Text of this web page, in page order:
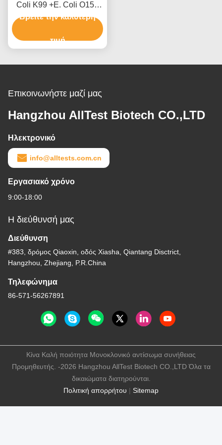
Coli K99 +E. Coli O157
Αντιγόνο Σύνθετο Τεστ
Βρείτε την καλύτερη
τιμή
Επικοινωνήστε μαζί μας
Hangzhou AllTest Biotech CO.,LTD
Ηλεκτρονικό
info@alltests.com.cn
Εργασιακό χρόνο
9:00-18:00
Η διεύθυνσή μας
Διεύθυνση
#383, δρόμος Qiaoxin, οδός Xiasha, Qiantang Disctrict,
Hangzhou, Zhejiang, P.R.China
Τηλεφώνημα
86-571-56267891
Πολιτική απορρήτου | Sitemap
Κίνα Καλή ποιότητα Μονοκλονικό αντίσωμα συνήθειας
Προμηθευτής. -2026 Hangzhou AllTest Biotech CO.,LTD Όλα τα
δικαιώματα διατηρούνται.